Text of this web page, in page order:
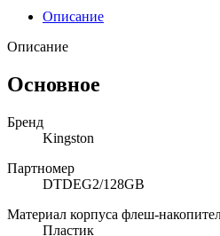
Описание
Описание
Основное
Бренд
Kingston
Партномер
DTDEG2/128GB
Материал корпуса флеш-
Пластик